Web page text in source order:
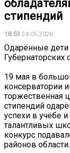
стипендий
18:53 24.05.2026
Одарённые дети
Губернаторских
19 мая в
консерватории
торжественная
стипендий
успехи в учёбе
талантливых
конкурс
районов области.